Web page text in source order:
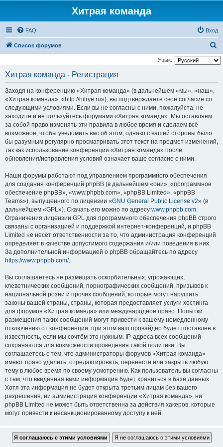
Хитрая команда
FAQ Вход
Список форумов
о
Язык:
Хитрая команда - Регистрация
Заходя на конференцию «Хитрая команда» (в дальнейшем «мы», «наш»,
«Хитрая команда», «http://hitrye.ru»), вы подтверждаете своё согласие со
следующими условиями. Если вы не согласны с ними, пожалуйста, не
заходите и не пользуйтесь форумами «Хитрая команда». Мы оставляем
за собой право изменять эти правила в любое время и сделаем всё
возможное, чтобы уведомить вас об этом, однако с вашей стороны было
бы разумным регулярно просматривать этот текст на предмет изменений,
так как использование конференции «Хитрая команда» после
обновления/исправления условий означает ваше согласие с ними.
Наши форумы работают под управлением программного обеспечения
для создания конференций phpBB (в дальнейшем «они», «программное
обеспечение phpBB», «www.phpbb.com», «phpBB Limited», «phpBB
Teams»), выпущенного по лицензии «GNU General Public License v2» (в
дальнейшем «GPL»). Скачать его можно по адресу www.phpbb.com.
Ограничения лицензии GPL для программного обеспечения phpBB строго
связаны с организацией и поддержкой интернет-конференций, и phpBB
Limited не несёт ответственности за то, что администрация конференций
определяет в качестве допустимого содержания и/или поведения в них.
За дополнительной информацией о phpBB обращайтесь по адресу
https://www.phpbb.com/.
Вы соглашаетесь не размещать оскорбительных, угрожающих,
клеветнических сообщений, порнографических сообщений, призывов к
национальной розни и прочих сообщений, которые могут нарушить
законы вашей страны, страны, которая предоставляет услуги хостинга
для форумов «Хитрая команда» или международное право. Попытки
размещения таких сообщений могут привести к вашему немедленному
отключению от конференции, при этом ваш провайдер будет поставлен в
известность, если мы сочтём это нужным. IP-адреса всех сообщений
сохраняются для возможности проведения такой политики. Вы
соглашаетесь с тем, что администраторы форумов «Хитрая команда»
имеют право удалить, отредактировать, перенести или закрыть любую
тему в любое время по своему усмотрению. Как пользователь вы согласны
с тем, что введённая вами информация будет храниться в базе данных.
Хотя эта информация не будет открыта третьим лицам без вашего
разрешения, ни администрация конференции «Хитрая команда», ни
phpBB Limited не может быть ответственна за действия хакеров, которые
могут привести к несанкционированному доступу к ней.